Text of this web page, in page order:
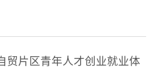
贸片区青年人才创业就业体